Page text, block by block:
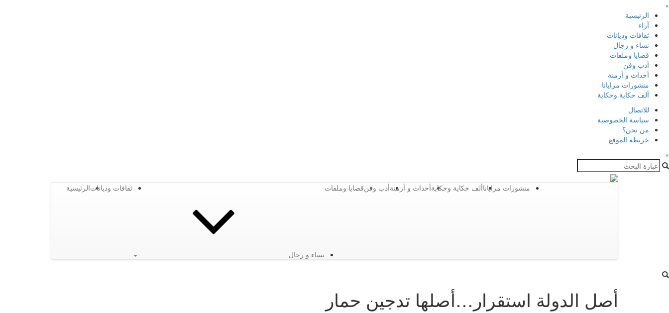
×
الرئيسية
آراء
ثقافات وديانات
نساء و رجال
قضايا وملفات
أدب وفن
أحداث و أزمنة
منشورات مرايانا
ألف حكاية وحكاية
للاتصال
سياسة الخصوصية
من نحن؟
خريطة الموقع
×
الرئيسيةثقافات وديانات
نساء و رجال
قضايا وملفاتأدب وفنأحداث و أزمنةألف حكاية وحكايةمنشورات مرايانا
أصل الدولة استقرار…أصلها تدجين حمار